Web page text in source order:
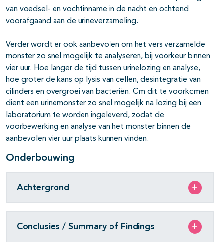
van voedsel- en vochtinname in de nacht en ochtend
voorafgaand aan de urineverzameling.
Verder wordt er ook aanbevolen om het vers verzamelde
monster zo snel mogelijk te analyseren, bij voorkeur binnen
vier uur. Hoe langer de tijd tussen urinelozing en analyse,
hoe groter de kans op lysis van cellen, desintegratie van
cilinders en overgroei van bacteriën. Om dit te voorkomen
dient een urinemonster zo snel mogelijk na lozing bij een
laboratorium te worden ingeleverd, zodat de
voorbewerking en analyse van het monster binnen de
aanbevolen vier uur plaats kunnen vinden.
Onderbouwing
Achtergrond
Conclusies / Summary of Findings